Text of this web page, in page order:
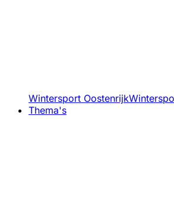
Wintersport Oostenrijk
Thema's